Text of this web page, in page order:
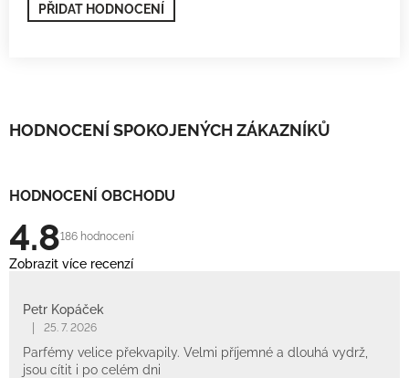
PŘIDAT HODNOCENÍ
o
o
c
n
í
HODNOCENÍ SPOKOJENÝCH ZÁKAZNÍKŮ
HODNOCENÍ OBCHODU
4.8186 hodnocení
Zobrazit více recenzí
Petr Kopáček
25. 7. 2026
Parfémy velice překvapily. Velmi příjemné a dlouhá vydrž,
jsou cítit i po celém dni